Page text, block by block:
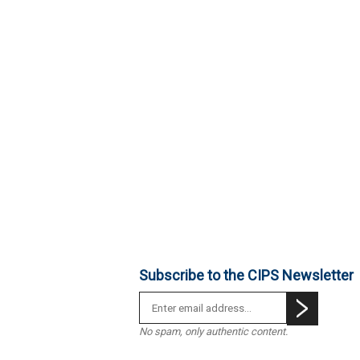
Subscribe to the CIPS Newsletter
No spam, only authentic content.